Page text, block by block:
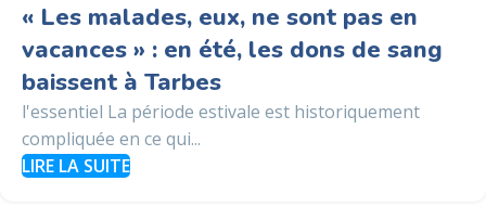
« Les malades, eux, ne sont pas en
vacances » : en été, les dons de sang
baissent à Tarbes
l'essentiel La période estivale est historiquement
compliquée en ce qui...
LIRE LA SUITE